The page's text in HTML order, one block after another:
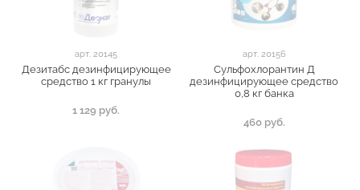
арт. 20145
Дезитабс дезинфицирующее
средство 1 кг гранулы
1 129 руб.
арт. 20156
Сульфохлорантин Д
дезинфицирующее средство
0,8 кг банка
460 руб.